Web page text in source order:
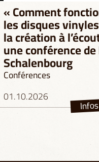
« Comment
les disques
la création à
une conférence
Schalenbourg
Conférences
01.10.2026
Infos